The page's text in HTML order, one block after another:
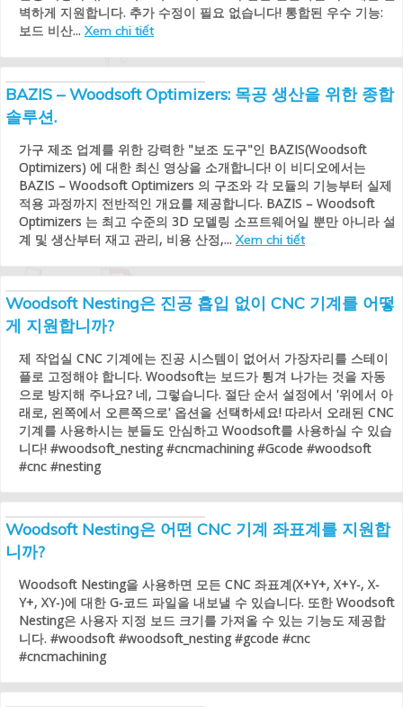
벽하게 지원합니다. 추가 수정이 필요 없습니다! 통합된 우수 기능:
보드 비산... Xem chi tiết
BAZIS – Woodsoft Optimizers: 목공 생산을 위한 종합
솔루션.
가구 제조 업계를 위한 강력한 "보조 도구"인 BAZIS(Woodsoft
Optimizers) 에 대한 최신 영상을 소개합니다! 이 비디오에서는
BAZIS – Woodsoft Optimizers 의 구조와 각 모듈의 기능부터 실제
적용 과정까지 전반적인 개요를 제공합니다. BAZIS – Woodsoft
Optimizers 는 최고 수준의 3D 모델링 소프트웨어일 뿐만 아니라 설
계 및 생산부터 재고 관리, 비용 산정,... Xem chi tiết
Woodsoft Nesting은 진공 흡입 없이 CNC 기계를 어떻
게 지원합니까?
제 작업실 CNC 기계에는 진공 시스템이 없어서 가장자리를 스테이
플로 고정해야 합니다. Woodsoft는 보드가 튕겨 나가는 것을 자동
으로 방지해 주나요? 네, 그렇습니다. 절단 순서 설정에서 '위에서 아
래로, 왼쪽에서 오른쪽으로' 옵션을 선택하세요! 따라서 오래된 CNC
기계를 사용하시는 분들도 안심하고 Woodsoft를 사용하실 수 있습
니다! #woodsoft_nesting #cncmachining #Gcode #woodsoft
#cnc #nesting
Woodsoft Nesting은 어떤 CNC 기계 좌표계를 지원합
니까?
Woodsoft Nesting을 사용하면 모든 CNC 좌표계(X+Y+, X+Y-, X-
Y+, XY-)에 대한 G-코드 파일을 내보낼 수 있습니다. 또한 Woodsoft
Nesting은 사용자 지정 보드 크기를 가져올 수 있는 기능도 제공합
니다. #woodsoft #woodsoft_nesting #gcode #cnc
#cncmachining